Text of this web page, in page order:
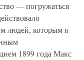
— погружаться
людей, которым я
1899 года Макс